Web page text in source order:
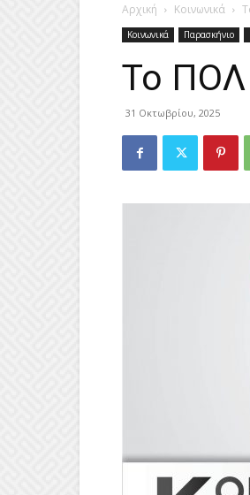
Αρχική Κοινωνικά
Κοινωνικά Παρασκήνιο
Το
31 Οκτωβρίου, 2025